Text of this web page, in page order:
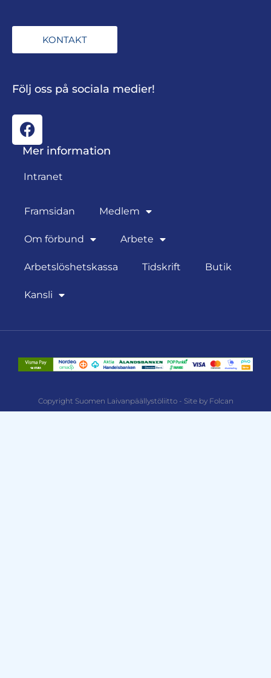
KONTAKT
Följ oss på sociala medier!
Mer information
Intranet
Framsidan Medlem
Om förbund Arbete
Arbetslöshetskassa Tidskrift Butik
Kansli
Copyright Suomen Laivanpäällystöliitto - Site by Folcan